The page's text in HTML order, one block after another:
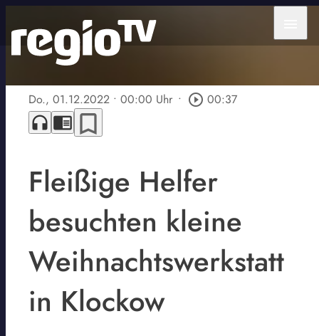
Do., 01.12.2022 • 00:00 Uhr • play_circle_outline 00:37
headphones chrome_reader_mode bookmark_border
Fleißige Helfer
besuchten kleine
Weihnachtswerkstatt
in Klockow